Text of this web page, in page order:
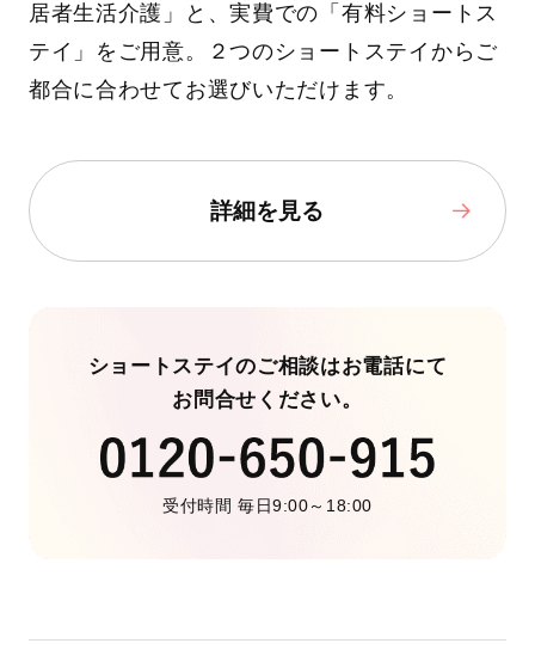
居者生活介護」と、実費での「有料ショートス
テイ」をご用意。２つのショートステイからご
都合に合わせてお選びいただけます。
詳細を見る
ショートステイのご相談はお電話にて
お問合せください。
受付時間 毎日9:00～18:00